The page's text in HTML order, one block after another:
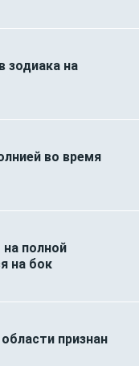
зодиака на
во время
полной
на бок
признан